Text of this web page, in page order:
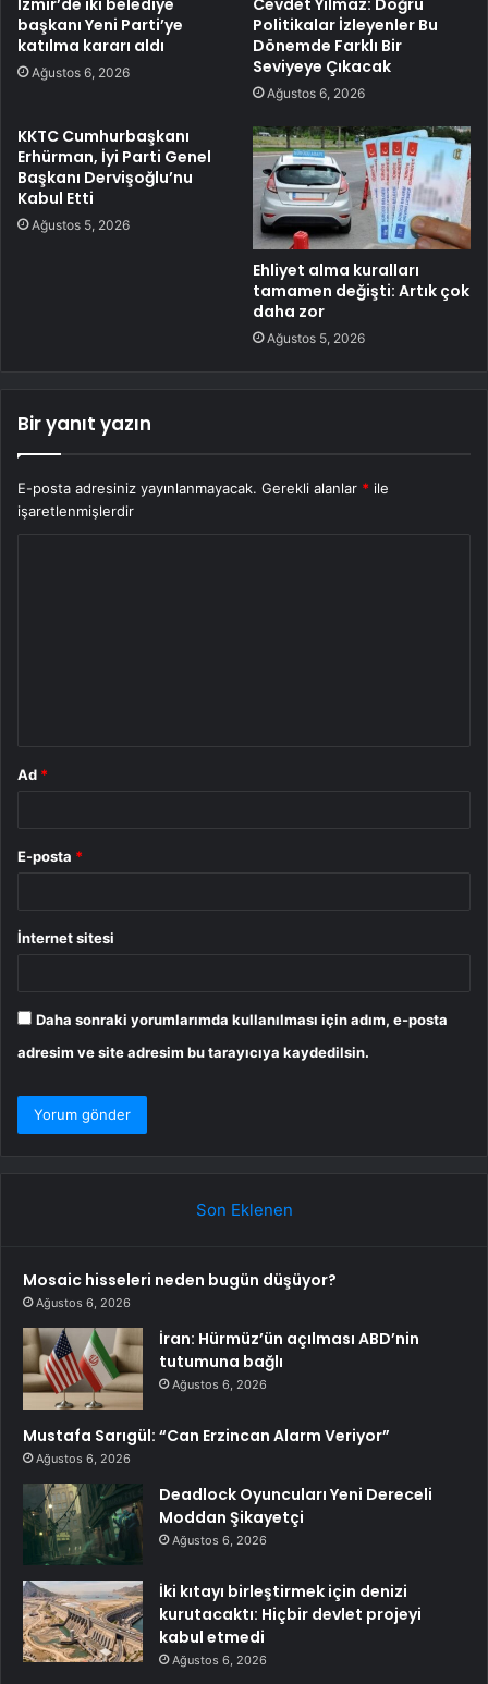
İzmir’de iki belediye
başkanı Yeni Parti’ye
katılma kararı aldı
Ağustos 6, 2026
Cevdet Yılmaz: Doğru
Politikalar İzleyenler Bu
Dönemde Farklı Bir
Seviyeye Çıkacak
Ağustos 6, 2026
KKTC Cumhurbaşkanı
Erhürman, İyi Parti Genel
Başkanı Dervişoğlu’nu
Kabul Etti
Ağustos 5, 2026
Ehliyet alma kuralları
tamamen değişti: Artık çok
daha zor
Ağustos 5, 2026
Bir yanıt yazın
E-posta adresiniz yayınlanmayacak. Gerekli alanlar * ile
işaretlenmişlerdir
Ad *
E-posta *
İnternet sitesi
Daha sonraki yorumlarımda kullanılması için adım, e-posta
adresim ve site adresim bu tarayıcıya kaydedilsin.
Son Eklenen
Mosaic hisseleri neden bugün düşüyor?
Ağustos 6, 2026
İran: Hürmüz’ün açılması ABD’nin
tutumuna bağlı
Ağustos 6, 2026
Mustafa Sarıgül: “Can Erzincan Alarm Veriyor”
Ağustos 6, 2026
Deadlock Oyuncuları Yeni Dereceli
Moddan Şikayetçi
Ağustos 6, 2026
İki kıtayı birleştirmek için denizi
kurutacaktı: Hiçbir devlet projeyi
kabul etmedi
Ağustos 6, 2026